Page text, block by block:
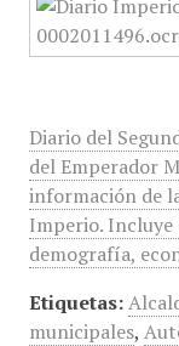
Diario del
del Emperador
información de
Imperio. Incluye
demografía,
Etiquetas:
municipales,